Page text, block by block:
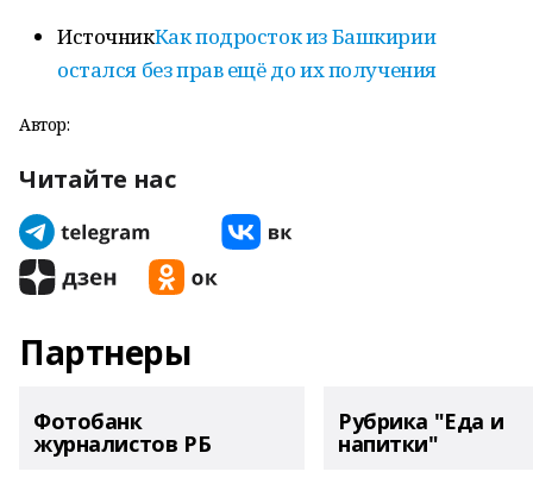
ИсточникКак подросток из Башкирии
остался без прав ещё до их получения
Автор:
Читайте нас
Партнеры
Фотобанк
журналистов РБ
Рубрика "Еда и
напитки"